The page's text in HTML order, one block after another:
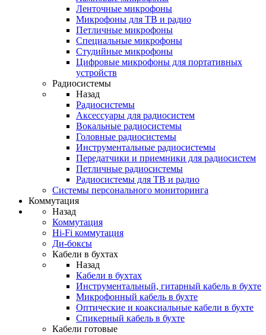
Ленточные микрофоны
Микрофоны для ТВ и радио
Петличные микрофоны
Специальные микрофоны
Студийные микрофоны
Цифровые микрофоны для портативных
устройств
Радиосистемы
Назад
Радиосистемы
Аксессуары для радиосистем
Вокальные радиосистемы
Головные радиосистемы
Инструментальные радиосистемы
Передатчики и приемники для радиосистем
Петличные радиосистемы
Радиосистемы для ТВ и радио
Системы персонального мониторинга
Коммутация
Назад
Коммутация
Hi-Fi коммутация
Ди-боксы
Кабели в бухтах
Назад
Кабели в бухтах
Инструментальный, гитарный кабель в бухте
Микрофонный кабель в бухте
Оптические и коаксиальные кабели в бухте
Спикерный кабель в бухте
Кабели готовые